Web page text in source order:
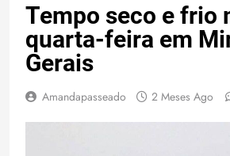
Tempo seco e frio
quarta-feira em
Gerais
Amandapasseado 2 Meses Ago